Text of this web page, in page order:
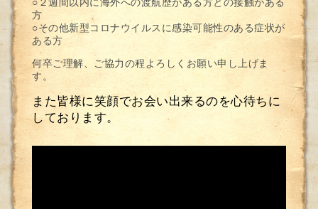
○２週間以内に海外への渡航歴がある方との接触がある
方
○その他新型コロナウイルスに感染可能性のある症状が
ある方
何卒ご理解、ご協力の程よろしくお願い申し上げま
す。
また皆様に笑顔でお会い出来るのを心待ちに
しております。